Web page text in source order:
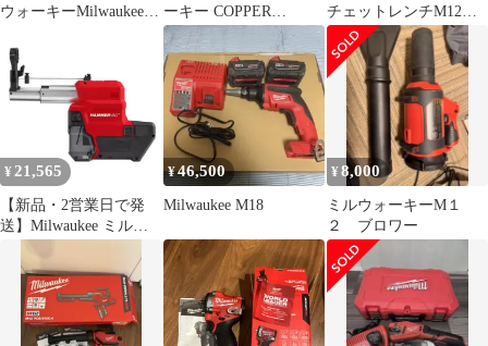
ウォーキーMilwaukee
M18 BHG 本体のみ
ノズル7点付き◆アクト
ツール富山店◇BR
ーキー COPPER
TUBING CUTTER 充電
式チューブカッター
2471-20【藤沢店】
チェットレンチM12
milwaukeeミルウォーキ
ー
¥ 21,565
【新品・2営業日で発
送】Milwaukee ミルウ
じんアダプター
(M18FDDEXL0APJ
7317)
¥46,500
Milwaukee M18
¥8,000
ミルウォーキーM１
２ ブロワー